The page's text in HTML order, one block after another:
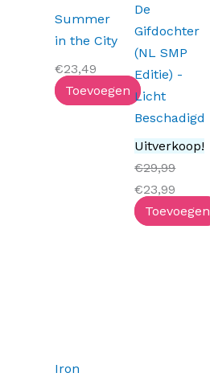
Summer
in the City
€23,49
Toevoegen
De
Gifdochter
(NL SMP
Editie) -
Licht
Beschadigd
Uitverkoop!
€29,99
€23,99
Toevoegen
Iron